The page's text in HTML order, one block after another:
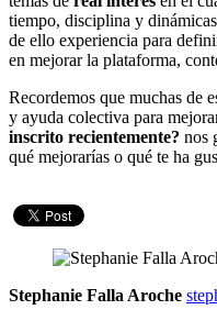
tiempo, disciplina y
de ello experiencia para
en mejorar la plataforma,
Recordemos que muchas de
y ayuda colectiva para
inscrito recientemente? nos
qué mejorarías o qué te ha
Stephanie Falla Aroche